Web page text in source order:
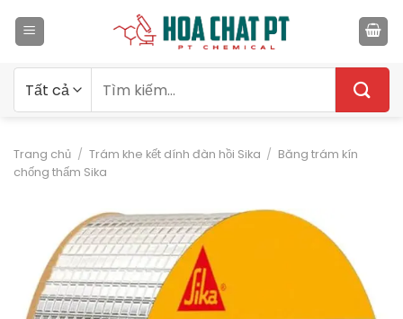
qua
kiếm:
Trang chủ / Trám khe kết dính đàn hồi Sika / Băng trám kín
chống thấm Sika